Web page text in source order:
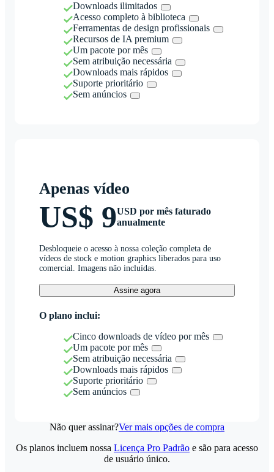
Downloads ilimitados
Acesso completo à biblioteca
Ferramentas de design profissionais
Recursos de IA premium
Um pacote por mês
Sem atribuição necessária
Downloads mais rápidos
Suporte prioritário
Sem anúncios
Apenas vídeo
US$ 9USD por mês faturado
anualmente
Desbloqueie o acesso à nossa coleção completa de
vídeos de stock e motion graphics liberados para uso
comercial. Imagens não incluídas.
Assine agora
O plano inclui:
Cinco downloads de vídeo por mês
Um pacote por mês
Sem atribuição necessária
Downloads mais rápidos
Suporte prioritário
Sem anúncios
Não quer assinar?Ver mais opções de compra
Os planos incluem nossa Licença Pro Padrão e são para acesso
de usuário único.